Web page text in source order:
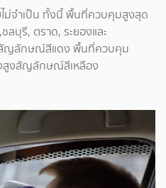
ไม่จำเป็น ทั้งนี้ พื้นที่ควบคุมสูงสุด
ลบุรี, ตราด, ระยองและ
ญลักษณ์สีแดง พื้นที่ควบคุม
สูงสัญลักษณ์สีเหลือง